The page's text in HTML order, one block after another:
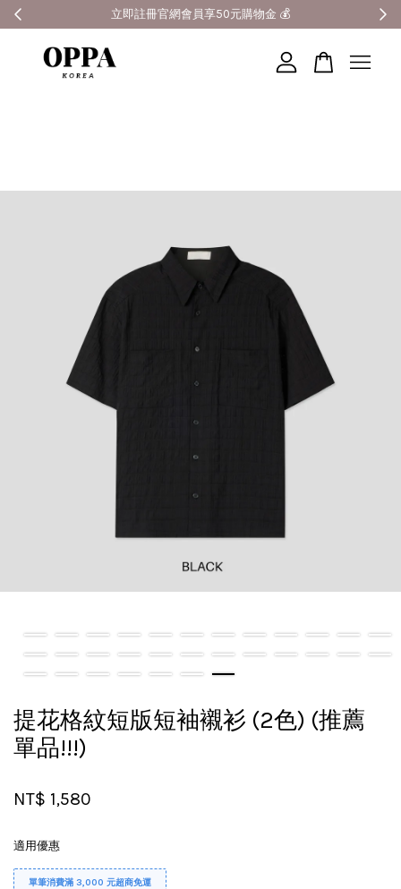
全館滿3000元超商免運 🚚
提花格紋短版短袖襯衫 (2色) (推薦
單品!!!)
NT$ 1,580
適用優惠
單筆消費滿 3,000 元超商免運